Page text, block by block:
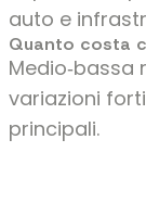
auto e
Quanto costa
variazioni
principali.